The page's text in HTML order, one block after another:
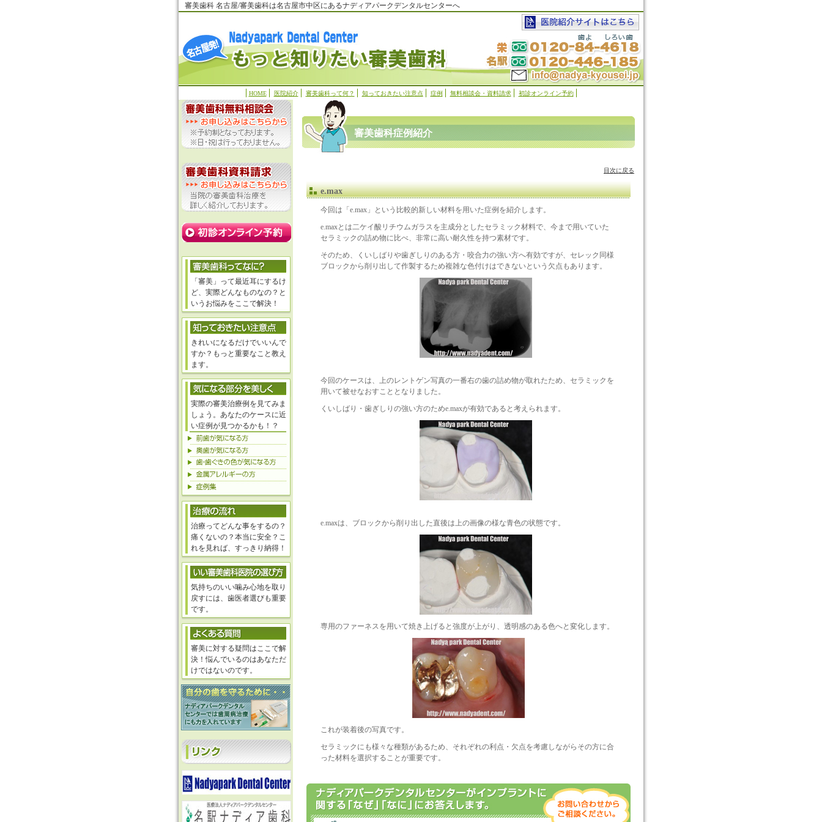
審美歯科 名古屋/審美歯科は名古屋市中区にあるナディアパークデンタルセンターへ
HOME 医院紹介 審美歯科って何？ 知っておきたい注意点 症例 無料相談会・資料請求 初診オンライン予約
審美歯科症例紹介
目次に戻る
e.max
今回は「e.max」という比較的新しい材料を用いた症例を紹介します。
e.maxとは二ケイ酸リチウムガラスを主成分としたセラミック材料で、今まで用いていた
セラミックの詰め物に比べ、非常に高い耐久性を持つ素材です。
そのため、くいしばりや歯ぎしりのある方・咬合力の強い方へ有効ですが、セレック同様
ブロックから削り出して作製するため複雑な色付けはできないという欠点もあります。
今回のケースは、上のレントゲン写真の一番右の歯の詰め物が取れたため、セラミックを
用いて被せなおすこととなりました。
くいしばり・歯ぎしりの強い方のためe.maxが有効であると考えられます。
e.maxは、ブロックから削り出した直後は上の画像の様な青色の状態です。
専用のファーネスを用いて焼き上げると強度が上がり、透明感のある色へと変化します。
これが装着後の写真です。
セラミックにも様々な種類があるため、それぞれの利点・欠点を考慮しながらその方に合
った材料を選択することが重要です。
「審美」って最近耳にするけ
ど、実際どんなものなの？と
いうお悩みをここで解決！
きれいになるだけでいいんで
すか？もっと重要なこと教え
ます。
実際の審美治療例を見てみま
しょう。あなたのケースに近
い症例が見つかるかも！？
治療ってどんな事をするの？
痛くないの？本当に安全？こ
れを見れば、すっきり納得！
気持ちのいい噛み心地を取り
戻すには、歯医者選びも重要
です。
審美に対する疑問はここで解
決！悩んでいるのはあなただ
けではないのです。